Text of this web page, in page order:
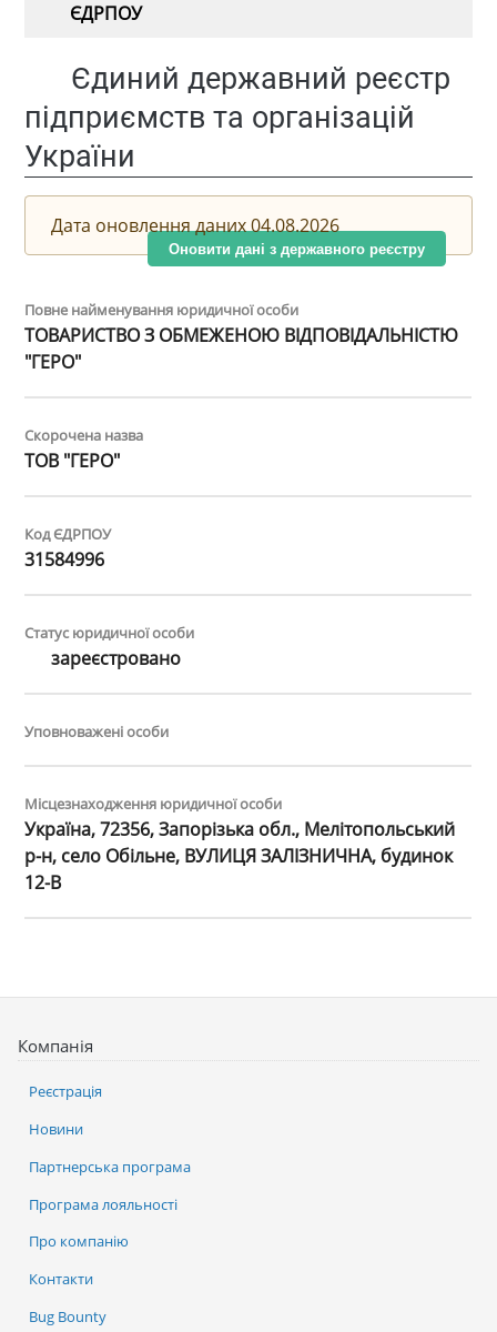
ЄДРПОУ
Єдиний державний реєстр
підприємств та організацій
України
Дата оновлення даних 04.08.2026
Оновити дані з державного реєстру
Повне найменування юридичної особи
ТОВАРИСТВО З ОБМЕЖЕНОЮ ВІДПОВІДАЛЬНІСТЮ
"ГЕРО"
Скорочена назва
ТОВ "ГЕРО"
Код ЄДРПОУ
31584996
Статус юридичної особи
зареєстровано
Уповноважені особи
Місцезнаходження юридичної особи
Україна, 72356, Запорізька обл., Мелітопольський
р-н, село Обільне, ВУЛИЦЯ ЗАЛІЗНИЧНА, будинок
12-В
Компанія
Реєстрація
Новини
Партнерська програма
Програма лояльності
Про компанію
Контакти
Bug Bounty